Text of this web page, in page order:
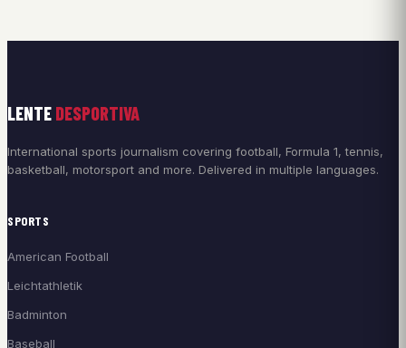
LENTE DESPORTIVA
International sports journalism covering football, Formula 1, tennis,
basketball, motorsport and more. Delivered in multiple languages.
SPORTS
American Football
Leichtathletik
Badminton
Baseball